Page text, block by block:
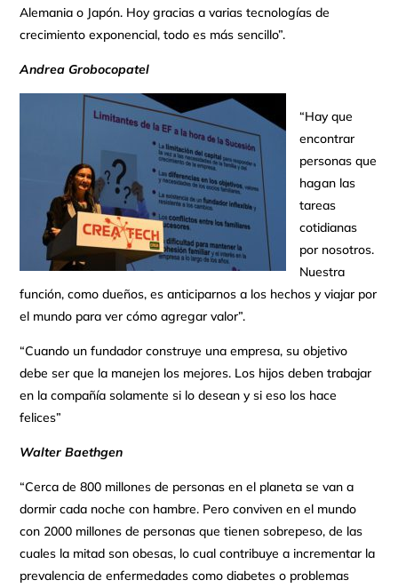
Alemania o Japón. Hoy gracias a varias tecnologías de
crecimiento exponencial, todo es más sencillo”.
Andrea Grobocopatel
“Hay que
encontrar
personas que
hagan las
tareas
cotidianas
por nosotros.
Nuestra
función, como dueños, es anticiparnos a los hechos y viajar por
el mundo para ver cómo agregar valor”.
“Cuando un fundador construye una empresa, su objetivo
debe ser que la manejen los mejores. Los hijos deben trabajar
en la compañía solamente si lo desean y si eso los hace
felices”
Walter Baethgen
“Cerca de 800 millones de personas en el planeta se van a
dormir cada noche con hambre. Pero conviven en el mundo
con 2000 millones de personas que tienen sobrepeso, de las
cuales la mitad son obesas, lo cual contribuye a incrementar la
prevalencia de enfermedades como diabetes o problemas